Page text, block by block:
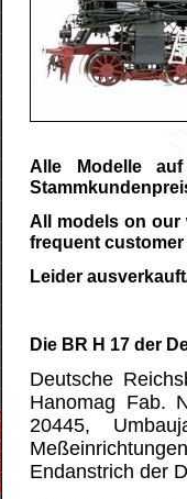
Alle Modelle
All models on our
frequent
Leider
Die BR H 17 der
Deutsche
Hanomag Fab.
20445,
Endanstrich der